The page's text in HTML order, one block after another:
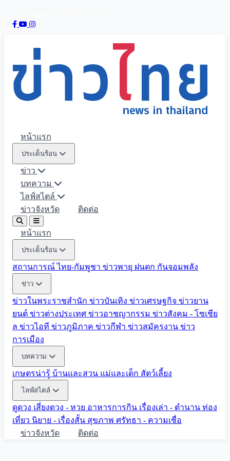
หน้าแรก
ประเด็นร้อน
ข่าว
บทความ
ไลฟ์สไตล์
ข่าวจังหวัด
ติดต่อ
หน้าแรก
ประเด็นร้อน
สถานการณ์ ไทย-กัมพูชา ข่าวพายุ ฝนตก กันจอมพลัง
ข่าว
ข่าวในพระราชสำนัก ข่าวบันเทิง ข่าวเศรษฐกิจ ข่าวยาน
ยนต์ ข่าวต่างประเทศ ข่าวอาชญากรรม ข่าวสังคม - โซเชีย
ล ข่าวไอที ข่าวภูมิภาค ข่าวกีฬา ข่าวสมัครงาน ข่าว
การเมือง
บทความ
เกษตรน่ารู้ บ้านและสวน แม่และเด็ก สัตว์เลี้ยง
ไลฟ์สไตล์
ดูดวง เสี่ยงดวง - หวย อาหารการกิน เรื่องเล่า - ตำนาน ท่อง
เที่ยว นิยาย - เรื่องสั้น สุขภาพ ศรัทธา - ความเชื่อ
ข่าวจังหวัด
ติดต่อ